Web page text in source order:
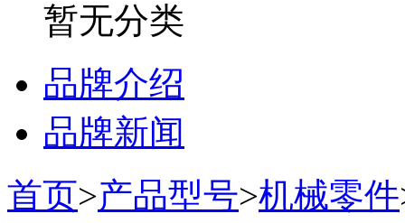
暂无分类
品牌介绍
品牌新闻
首页>产品型号>机械零件